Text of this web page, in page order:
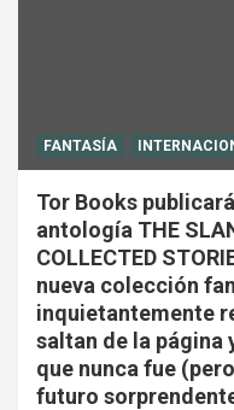
FANTASÍA
Tor Books
antología THE
COLLECTED
nueva colección
inquietantemente
saltan de la página
que nunca fue
futuro